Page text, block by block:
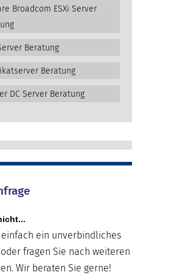
Broadcom ESXi Server
Beratung
Beratung
DC Server Beratung
einfach ein unverbindliches
fragen Sie nach weiteren
Wir beraten Sie gerne!